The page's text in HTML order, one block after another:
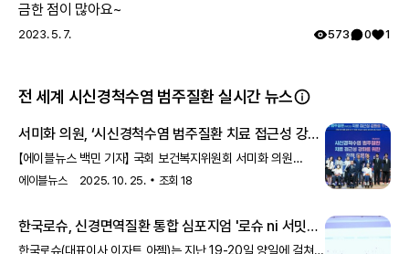
금한 점이 많아요~
2023. 5. 7. 573 0 1
전 세계 시신경척수염 범주질환 실시간 뉴스
서미화 의원, ‘시신경척수염 범주질환 치료 접근성 강화
위한 정책 토론회’ 개최
【에이블뉴스 백민 기자】 국회 보건복지위원회 서미화 의원
(더불어민주당)은 25일 국회의원회관에서 ‘시신경척수염
한국시신경척수염환우회와 (사)한국희귀·난치성질환연합회가
공동으로 주관했다.토론회는 단 한 번의 재발이 비가역적 장애로
에이블뉴스 2025. 10. 25. 조회 18
한국로슈, 신경면역질환 통합 심포지엄 '로슈 ni 서밋
(neuroimmunology summit)' 행사
한국로슈(대표이사 이자트 아젬)는 지난 19-20일 양일에 걸쳐